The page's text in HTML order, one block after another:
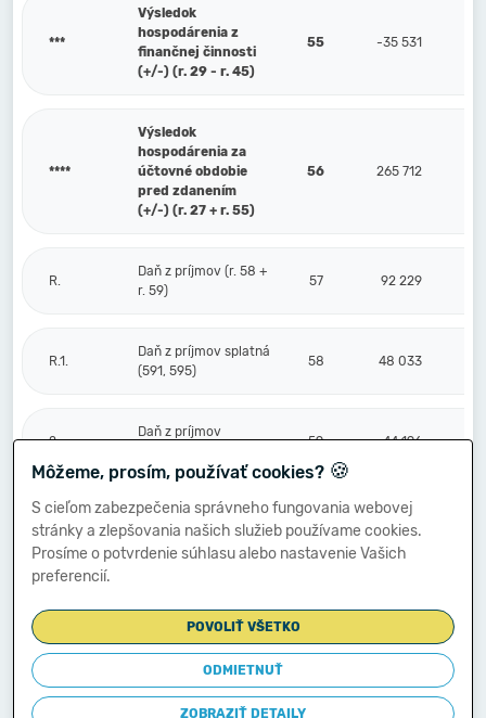
***
Výsledok
hospodárenia z
finančnej činnosti
(+/-) (r. 29 - r. 45)
55 -35 531
****
Výsledok
hospodárenia za
účtovné obdobie
pred zdanením
(+/-) (r. 27 + r. 55)
56 265 712
R.
Daň z príjmov (r. 58 +
r. 59)
57 92 229
R.1.
Daň z príjmov splatná
(591, 595)
58 48 033
2.
Daň z príjmov
59 44 196
S.
Prevod podielov na
výsledku
hospodárenia
60
****
Výsledok
hospodárenia za
účtovné obdobie po
zdanení (+/-) (r. 56
61 173 483
Môžeme, prosím, používať cookies? 🍪
S cieľom zabezpečenia správneho fungovania webovej
stránky a zlepšovania našich služieb používame cookies.
Prosíme o potvrdenie súhlasu alebo nastavenie Vašich
preferencií.
POVOLIŤ VŠETKO
ODMIETNUŤ
ZOBRAZIŤ DETAILY